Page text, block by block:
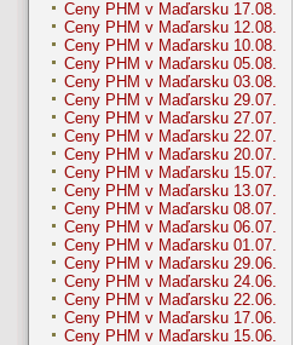
Ceny PHM v Maďarsku 17.08.
Ceny PHM v Maďarsku 12.08.
Ceny PHM v Maďarsku 10.08.
Ceny PHM v Maďarsku 05.08.
Ceny PHM v Maďarsku 03.08.
Ceny PHM v Maďarsku 29.07.
Ceny PHM v Maďarsku 27.07.
Ceny PHM v Maďarsku 22.07.
Ceny PHM v Maďarsku 20.07.
Ceny PHM v Maďarsku 15.07.
Ceny PHM v Maďarsku 13.07.
Ceny PHM v Maďarsku 08.07.
Ceny PHM v Maďarsku 06.07.
Ceny PHM v Maďarsku 01.07.
Ceny PHM v Maďarsku 29.06.
Ceny PHM v Maďarsku 24.06.
Ceny PHM v Maďarsku 22.06.
Ceny PHM v Maďarsku 17.06.
Ceny PHM v Maďarsku 15.06.